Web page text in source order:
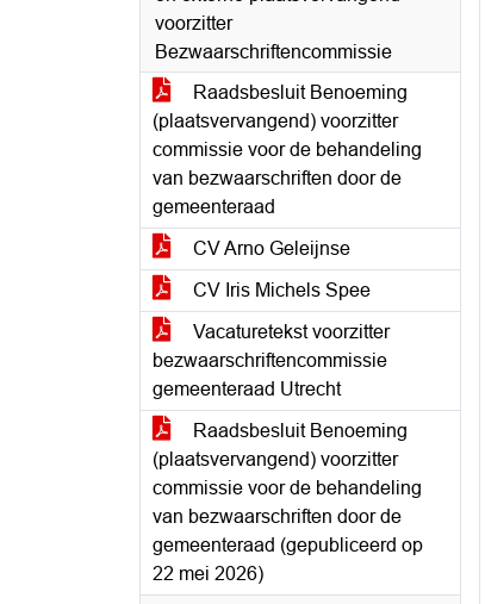
voorzitter
Bezwaarschriftencommissie
Raadsbesluit Benoeming
(plaatsvervangend) voorzitter
commissie voor de behandeling
van bezwaarschriften door de
gemeenteraad
CV Arno Geleijnse
CV Iris Michels Spee
Vacaturetekst voorzitter
bezwaarschriftencommissie
gemeenteraad Utrecht
Raadsbesluit Benoeming
(plaatsvervangend) voorzitter
commissie voor de behandeling
van bezwaarschriften door de
gemeenteraad (gepubliceerd op
22 mei 2026)